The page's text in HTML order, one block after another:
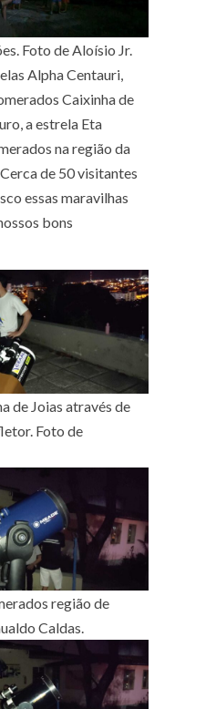
Foto de Aloísio Jr.
Alpha Centauri,
Caixinha de
a estrela Eta
na região da
de 50 visitantes
essas maravilhas
bons
de Joias através de
Foto de
região de
Caldas.